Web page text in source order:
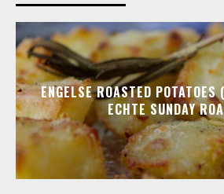
ENGELSE ROASTED
ECHTE SUNDAY